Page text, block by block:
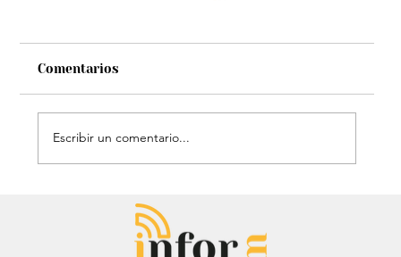
Audiencia de Maduro en Estados
Unidos: Debate por fondos para su
defensa marca el proceso
Comentarios
Escribir un comentario...